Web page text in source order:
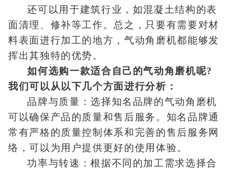
还可以用于建筑行业，如混凝土结构的表
面清理、修补等工作。总之，只要有需要对材
料表面进行加工的地方，气动角磨机都能够发
挥出其独特的优势。
如何选购一款适合自己的气动角磨机呢?
我们可以从以下几个方面进行分析：
品牌与质量：选择知名品牌的气动角磨机
可以确保产品的质量和售后服务。知名品牌通
常有严格的质量控制体系和完善的售后服务网
络，可以为用户提供更好的使用体验。
功率与转速：根据不同的加工需求选择合